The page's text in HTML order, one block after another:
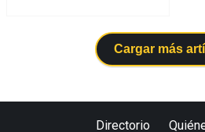
Cargar más
Directorio